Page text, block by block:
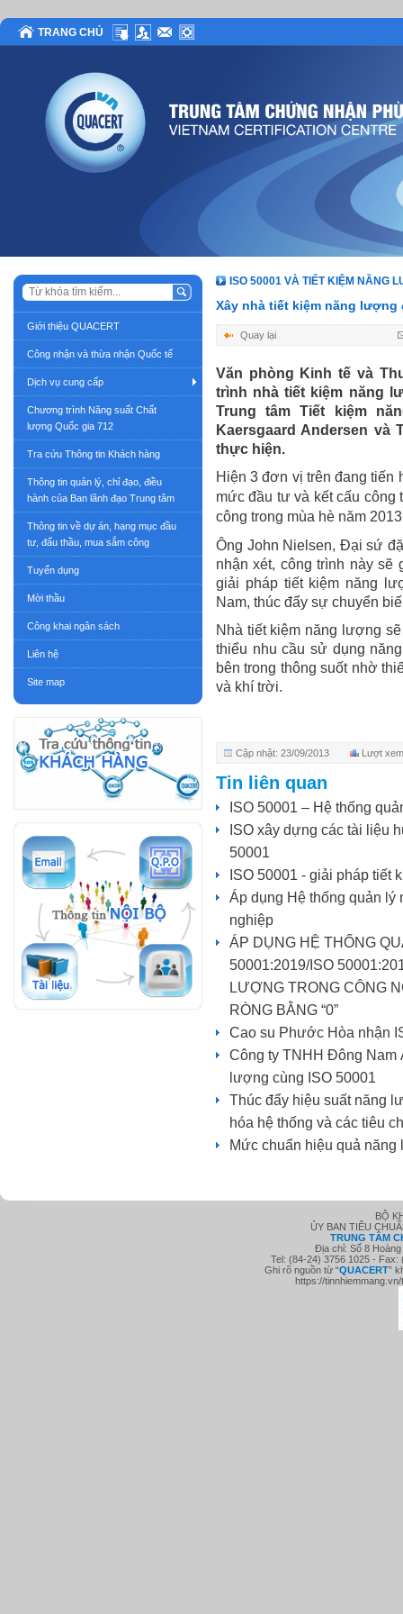
TRANG CHỦ
Giới thiệu QUACERT
Công nhận và thừa nhận Quốc tế
Dịch vụ cung cấp
Chương trình Năng suất Chất
lượng Quốc gia 712
Tra cứu Thông tin Khách hàng
Thông tin quản lý, chỉ đạo, điều
hành của Ban lãnh đạo Trung tâm
Thông tin về dự án, hạng mục đầu
tư, đấu thầu, mua sắm công
Tuyển dụng
Mời thầu
Công khai ngân sách
Liên hệ
Site map
ISO 50001 VÀ TIẾT KIỆM NĂNG
Xây nhà tiết kiệm năng
Quay lại
Văn phòng Kinh tế và
trình nhà tiết kiệm năng
Trung tâm Tiết kiệm
Kaersgaard Andersen
thực hiện.
Hiện 3 đơn vị trên đang tiến
mức đầu tư và kết cấu
công trong mùa hè năm
Ông John Nielsen, Đại sứ
nhận xét, công trình này
giải pháp tiết kiệm năng
Nam, thúc đẩy sự chuyển
Nhà tiết kiệm năng lượng
thiểu nhu cầu sử dụng
bên trong thông suốt nhờ
và khí trời.
Cập nhật: 23/09/2013 Lượt
Tin liên quan
ISO 50001 – Hệ thống
ISO xây dựng các tài liệu
50001
ISO 50001 - giải pháp tiết
Áp dụng Hệ thống quản
nghiệp
ÁP DỤNG HỆ THỐNG
50001:2019/ISO
LƯỢNG TRONG CÔNG
RÒNG BẰNG “0”
Cao su Phước Hòa nhận
Công ty TNHH Đông Nam
lượng cùng ISO 50001
Thúc đẩy hiệu suất năng
hóa hệ thống và các tiêu
Mức chuẩn hiệu quả
BỘ
ỦY BAN TIÊU
TRUNG TÂM
Địa chỉ: Số 8
Tel: (84-24) 3756 1025 -
Ghi rõ nguồn từ “QUACERT”
https://